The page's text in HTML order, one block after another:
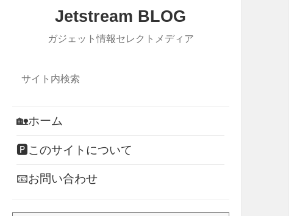
Jetstream BLOG
ガジェット情報セレクトメディア
🏡ホーム
🅿このサイトについて
📧お問い合わせ